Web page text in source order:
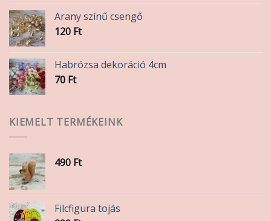
-
330 Ft
Arany színű csengő
120 Ft
Habrózsa dekoráció 4cm
70 Ft
KIEMELT TERMÉKEINK
490 Ft
Filcfigura tojás